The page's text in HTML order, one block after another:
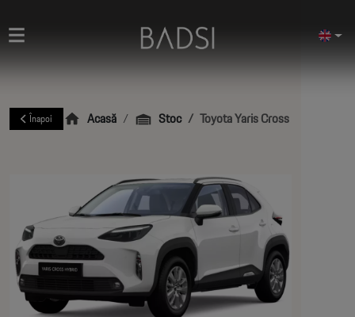
Înapoi Acasă Stoc Toyota Yaris Cross Business